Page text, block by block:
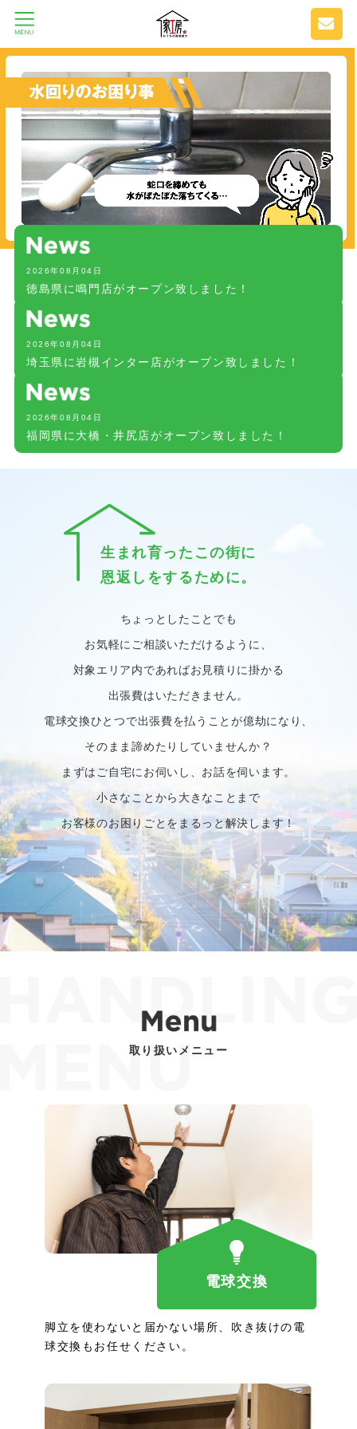
2026年08月04日
徳島県に鳴門店がオープン致しました！
2026年08月04日
埼玉県に岩槻インター店がオープン致しました！
2026年08月04日
福岡県に大橋・井尻店がオープン致しました！
生まれ育ったこの街に
恩返しをするために。
ちょっとしたことでも
お気軽にご相談いただけるように、
対象エリア内であればお見積りに掛かる
出張費はいただきません。
電球交換ひとつで出張費を払うことが億劫になり、
そのまま諦めたりしていませんか？
まずはご自宅にお伺いし、お話を伺います。
小さなことから大きなことまで
お客様のお困りごとをまるっと解決します！
取り扱いメニュー
電球交換
脚立を使わないと届かない場所、吹き抜けの電
球交換もお任せください。